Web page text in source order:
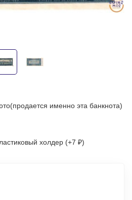
именно эта банкнота)
холдер (+7 ₽)